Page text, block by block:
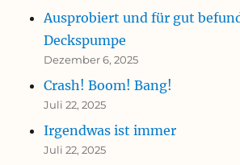
Ausprobiert und für gut
Deckspumpe
Dezember 6, 2025
Crash! Boom! Bang!
Juli 22, 2025
Irgendwas ist immer
Juli 22, 2025